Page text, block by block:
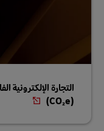
التجارة الإلكترونية
(CO₂e)